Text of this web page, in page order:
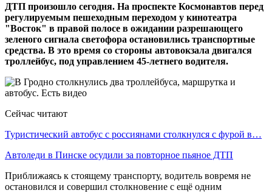
ДТП произошло сегодня. На проспекте Космонавтов перед
регулируемым пешеходным переходом у кинотеатра
"Восток" в правой полосе в ожидании разрешающего
зеленого сигнала светофора остановились транспортные
средства. В это время со стороны автовокзала двигался
троллейбус, под управлением 45-летнего водителя.
Сейчас читают
Туристический автобус с россиянами столкнулся с фурой в…
Автоледи в Пинске осудили за повторное пьяное ДТП
Приближаясь к стоящему транспорту, водитель вовремя не
остановился и совершил столкновение с ещё одним